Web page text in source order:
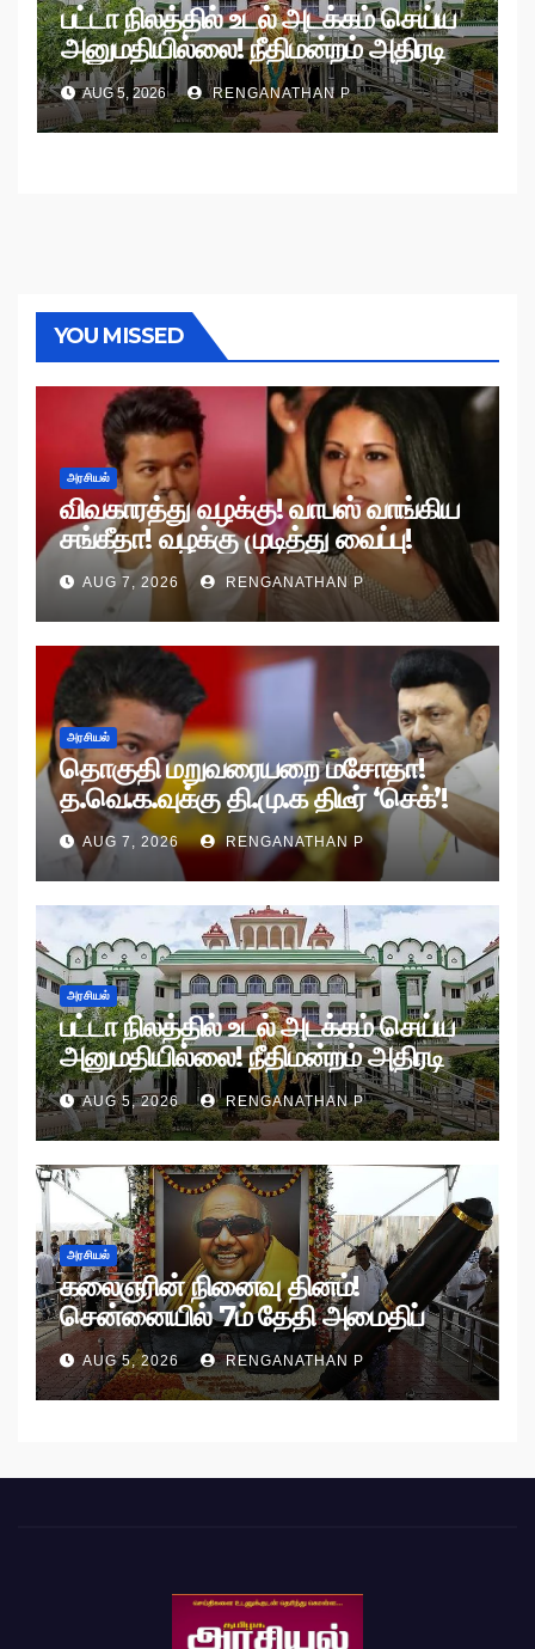
பட்டா நிலத்தில் உடல் அடக்கம் செய்ய
அனுமதியில்லை! நீதிமன்றம் அதிரடி
உத்தரவு!
AUG 5, 2026 RENGANATHAN P
YOU MISSED
அரசியல்
விவகாரத்து வழக்கு! வாபஸ் வாங்கிய
சங்கீதா! வழக்கு முடித்து வைப்பு!
AUG 7, 2026 RENGANATHAN P
அரசியல்
தொகுதி மறுவரையறை மசோதா!
த.வெ.க.வுக்கு தி.மு.க திடீர் ‘செக்’!
AUG 7, 2026 RENGANATHAN P
அரசியல்
பட்டா நிலத்தில் உடல் அடக்கம் செய்ய
அனுமதியில்லை! நீதிமன்றம் அதிரடி
உத்தரவு!
AUG 5, 2026 RENGANATHAN P
அரசியல்
கலைஞரின் நினைவு தினம்!
சென்னையில் 7ம் தேதி அமைதிப்
பேரணி!
AUG 5, 2026 RENGANATHAN P